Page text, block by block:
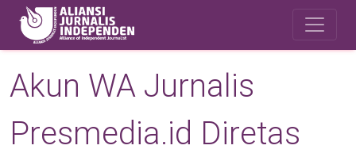
Skip to main content
Akun WA Jurnalis
Presmedia.id Diretas